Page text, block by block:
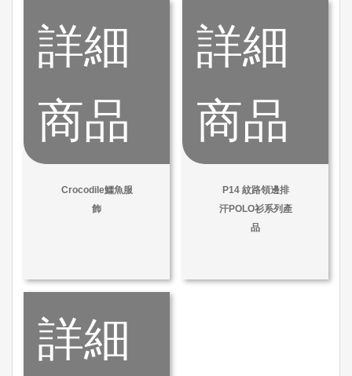
詳細
商品
Crocodile鱷魚服
飾
詳細
商品
P14 紋路領邊排
汗POLO衫系列產
品
詳細